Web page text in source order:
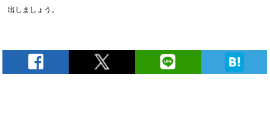
出しましょう。